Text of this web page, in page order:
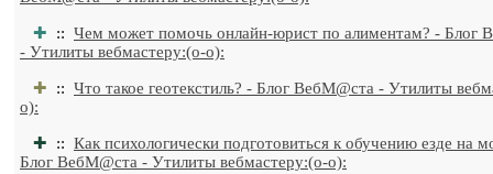
✚ :: Чем может помочь онлайн-юрист по алиментам? - Блог
- Утилиты вебмастеру:(o-o):
✚ :: Что такое геотекстиль? - Блог ВебМ@ста - Утилиты
o):
✚ :: Как психологически подготовиться к обучению езде на
Блог ВебМ@ста - Утилиты вебмастеру:(o-o):